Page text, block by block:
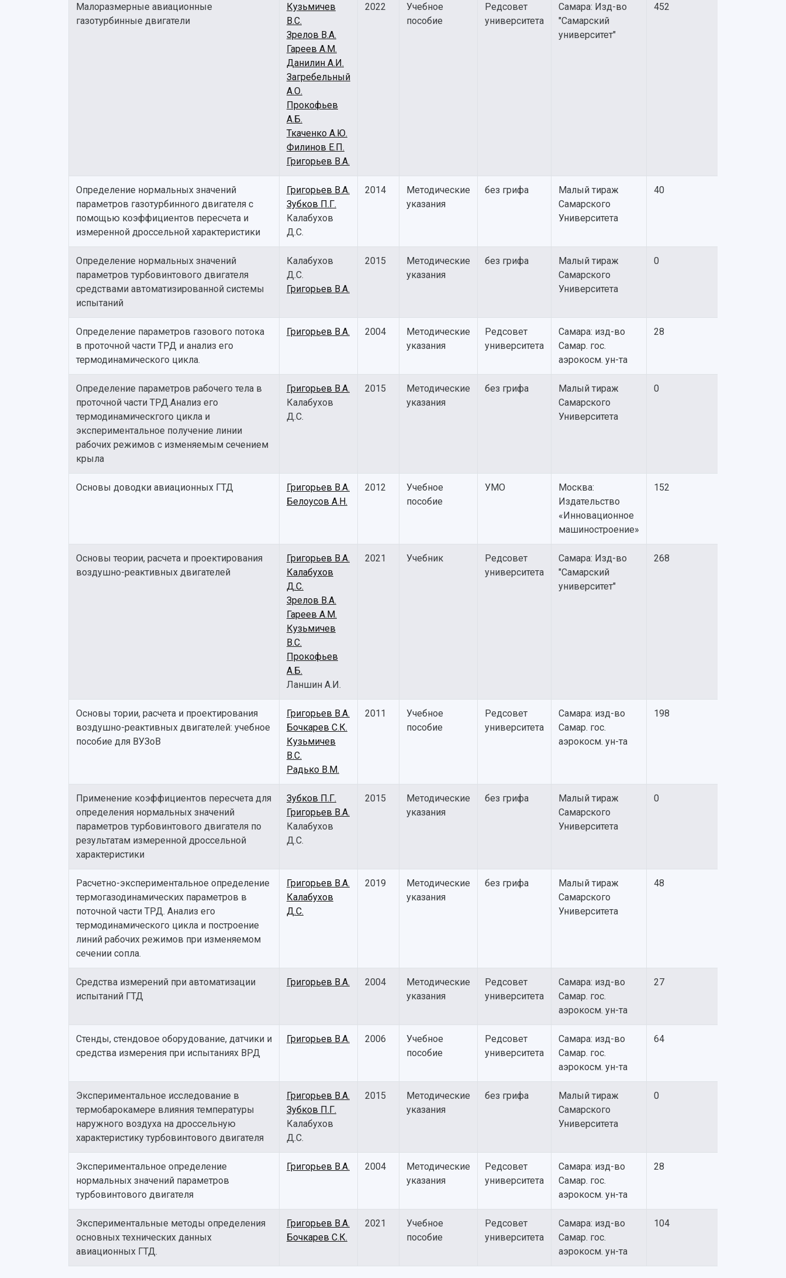
Малоразмерные авиационные
газотурбинные двигатели
Кузьмичев
В.С.
Зрелов В.А.
Гареев А.М.
Данилин А.И.
Загребельный
А.О.
Прокофьев
А.Б.
Ткаченко А.Ю.
Филинов Е.П.
Григорьев В.А.
2022
Учебное
пособие
Редсовет
университета
Самара: Изд-во
"Самарский
университет"
452
Определение нормальных значений
параметров газотурбинного двигателя с
помощью коэффициентов пересчета и
измеренной дроссельной характеристики
Григорьев В.А.
Зубков П.Г.
Калабухов
Д.С.
2014
Методические
указания
без грифа
Малый тираж
Самарского
Университета
40
Определение нормальных значений
параметров турбовинтового двигателя
средствами автоматизированной системы
испытаний
Калабухов
Д.С.
Григорьев В.А.
2015
Методические
указания
без грифа
Малый тираж
Самарского
Университета
0
Определение параметров газового потока
в проточной части ТРД и анализ его
термодинамического цикла.
Григорьев В.А. 2004
Методические
указания
Редсовет
университета
Самара: изд-во
Самар. гос.
аэрокосм. ун-та
28
Определение параметров рабочего тела в
проточной части ТРД.Анализ его
термодинамическгого цикла и
экспериментальное получение линии
рабочих режимов с изменяемым сечением
крыла
Григорьев В.А.
Калабухов
Д.С.
2015
Методические
указания
без грифа
Малый тираж
Самарского
Университета
0
Основы доводки авиационных ГТД
Григорьев В.А.
Белоусов А.Н.
2012
Учебное
пособие
УМО
Москва:
Издательство
«Инновационное
машиностроение»
152
Основы теории, расчета и проектирования
воздушно-реактивных двигателей
Григорьев В.А.
Калабухов
Д.С.
Зрелов В.А.
Гареев А.М.
Кузьмичев
В.С.
Прокофьев
А.Б.
Ланшин А.И.
2021 Учебник
Редсовет
университета
Самара: Изд-во
"Самарский
университет"
268
Основы тории, расчета и проектирования
воздушно-реактивных двигателей: учебное
пособие для ВУЗоВ
Григорьев В.А.
Бочкарев С.К.
Кузьмичев
В.С.
Радько В.М.
2011
Учебное
пособие
Редсовет
университета
Самара: изд-во
Самар. гос.
аэрокосм. ун-та
198
Применение коэффициентов пересчета для
определения нормальных значений
параметров турбовинтового двигателя по
результатам измеренной дроссельной
характеристики
Зубков П.Г.
Григорьев В.А.
Калабухов
Д.С.
2015
Методические
указания
без грифа
Малый тираж
Самарского
Университета
0
Расчетно-экспериментальное определение
термогазодинамических параметров в
поточной части ТРД. Анализ его
термодинамического цикла и построение
линий рабочих режимов при изменяемом
сечении сопла.
Григорьев В.А.
Калабухов
Д.С.
2019
Методические
указания
без грифа
Малый тираж
Самарского
Университета
48
Средства измерений при автоматизации
испытаний ГТД
Григорьев В.А. 2004
Методические
указания
Редсовет
университета
Самара: изд-во
Самар. гос.
аэрокосм. ун-та
27
Стенды, стендовое оборудование, датчики и
средства измерения при испытаниях ВРД
Григорьев В.А. 2006
Учебное
пособие
Редсовет
университета
Самара: изд-во
Самар. гос.
аэрокосм. ун-та
64
Экспериментальное исследование в
термобарокамере влияния температуры
наружного воздуха на дроссельную
характеристику турбовинтового двигателя
Григорьев В.А.
Зубков П.Г.
Калабухов
Д.С.
2015
Методические
указания
без грифа
Малый тираж
Самарского
Университета
0
Экспериментальное определение
нормальных значений параметров
турбовинтового двигателя
Григорьев В.А. 2004
Методические
указания
Редсовет
университета
Самара: изд-во
Самар. гос.
аэрокосм. ун-та
28
Экспериментальные методы определения
основных технических данных
авиационных ГТД.
Григорьев В.А.
Бочкарев С.К.
2021
Учебное
пособие
Редсовет
университета
Самара: изд-во
Самар. гос.
аэрокосм. ун-та
104